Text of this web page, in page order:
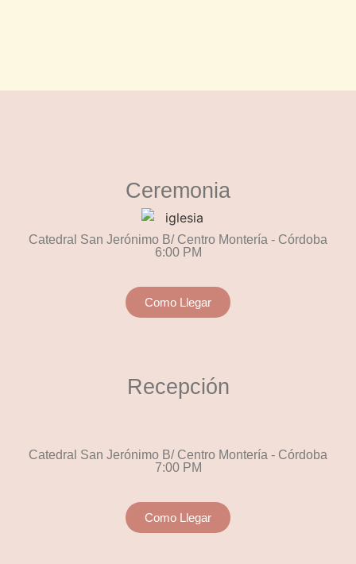
Ceremonia
Catedral San Jerónimo B/ Centro Montería - Córdoba
6:00 PM
Como Llegar
Recepción
Catedral San Jerónimo B/ Centro Montería - Córdoba
7:00 PM
Como Llegar